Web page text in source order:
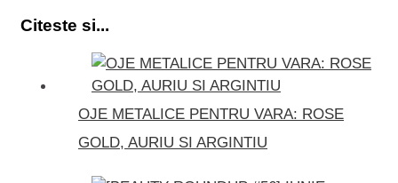
Citeste si...
OJE METALICE PENTRU VARA: ROSE
GOLD, AURIU SI ARGINTIU